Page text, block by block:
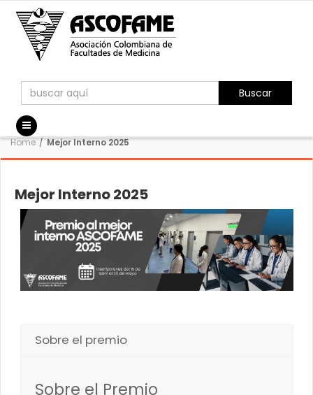
Buscar
Home / Mejor Interno 2025
Mejor Interno 2025
Sobre el premio
Sobre el Premio